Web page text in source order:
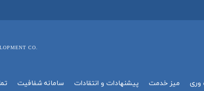
CO.
وري میز خدمت پیشنهادات و انتقادات سامانه شفافيت